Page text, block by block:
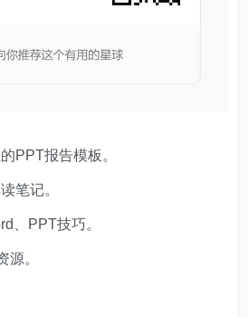
PPT报告模板。
笔记。
、PPT技巧。
源。